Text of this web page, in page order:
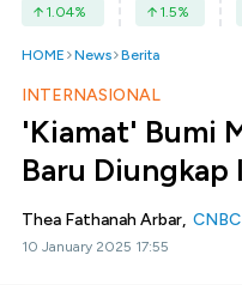
1.04% 1.5%
HOME News Berita
INTERNASIONAL
'Kiamat' Bumi
Baru Diungkap
Thea Fathanah Arbar,
10 January 2025 17:55